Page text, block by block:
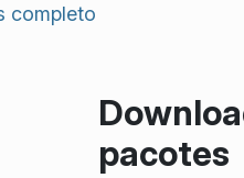
completo
pacotes